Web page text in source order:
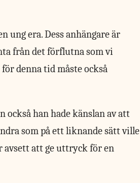
ung era. Dess anhängare är
från det förflutna som vi
denna tid måste också
också han hade känslan av att
som på ett liknande sätt ville
avsett att ge uttryck för en